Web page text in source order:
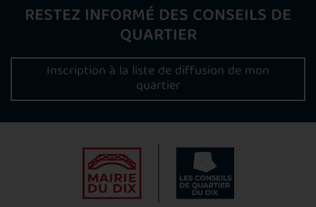
RESTEZ INFORMÉ DES CONSEILS DE
QUARTIER
Inscription à la liste de diffusion de mon
quartier